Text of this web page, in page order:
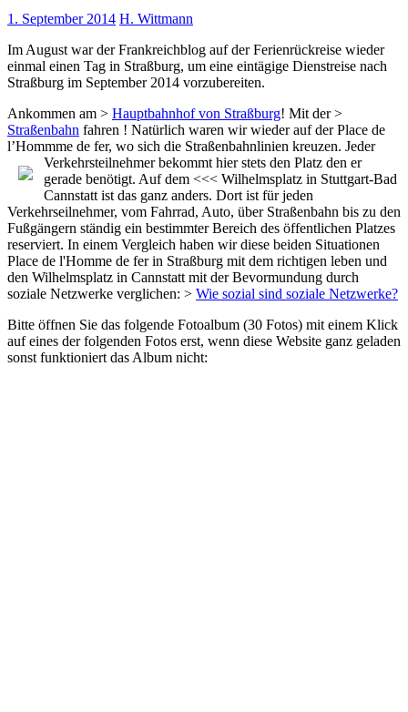
1. September 2014 H. Wittmann
Im August war der Frankreichblog auf der Ferienrückreise wieder
einmal einen Tag in Straßburg, um eine eintägige Dienstreise nach
Straßburg im September 2014 vorzubereiten.
Ankommen am > Hauptbahnhof von Straßburg! Mit der >
Straßenbahn fahren ! Natürlich waren wir wieder auf der Place de
l’Hommme de fer, wo sich die Straßenbahnlinien kreuzen. Jeder
Verkehrsteilnehmer bekommt hier stets den Platz den er
gerade benötigt. Auf dem <<< Wilhelmsplatz in Stuttgart-Bad
Cannstatt ist das ganz anders. Dort ist für jeden
Verkehrseilnehmer, vom Fahrrad, Auto, über Straßenbahn bis zu den
Fußgängern ständig ein bestimmter Bereich des öffentlichen Platzes
reserviert. In einem Vergleich haben wir diese beiden Situationen
Place de l'Homme de fer in Straßburg mit dem richtigen leben und
den Wilhelmsplatz in Cannstatt mit der Bevormundung durch
soziale Netzwerke verglichen: > Wie sozial sind soziale Netzwerke?
Bitte öffnen Sie das folgende Fotoalbum (30 Fotos) mit einem Klick
auf eines der folgenden Fotos erst, wenn diese Website ganz geladen
sonst funktioniert das Album nicht: